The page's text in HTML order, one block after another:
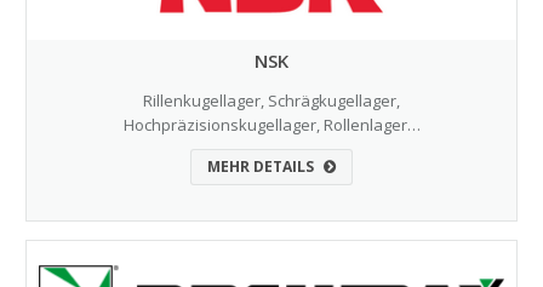
NSK
Rillenkugellager, Schrägkugellager,
Hochpräzisionskugellager, Rollenlager…
MEHR DETAILS